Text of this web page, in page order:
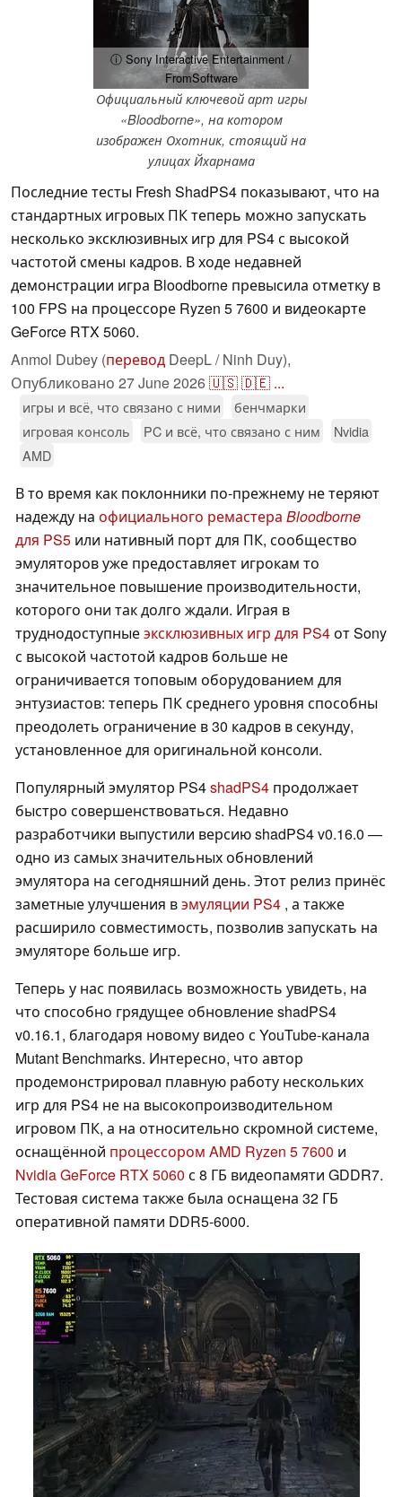
ⓘ Sony Interactive Entertainment /
FromSoftware
Официальный ключевой арт игры
«Bloodborne», на котором
изображен Охотник, стоящий на
улицах Йхарнама
Последние тесты Fresh ShadPS4 показывают, что на
стандартных игровых ПК теперь можно запускать
несколько эксклюзивных игр для PS4 с высокой
частотой смены кадров. В ходе недавней
демонстрации игра Bloodborne превысила отметку в
100 FPS на процессоре Ryzen 5 7600 и видеокарте
GeForce RTX 5060.
Anmol Dubey (перевод DeepL / Ninh Duy),
Опубликовано 27 June 2026🇺🇸🇩🇪 ...
игры и всё, что связано с ними
бенчмарки
игровая консоль
PC и всё, что связано с ним
Nvidia
AMD
В то время как поклонники по-прежнему не теряют
надежду на официального ремастера Bloodborne
для PS5 или нативный порт для ПК, сообщество
эмуляторов уже предоставляет игрокам то
значительное повышение производительности,
которого они так долго ждали. Играя в
труднодоступныеэксклюзивных игр для PS4от Sony
с высокой частотой кадров больше не
ограничивается топовым оборудованием для
энтузиастов: теперь ПК среднего уровня способны
преодолеть ограничение в 30 кадров в секунду,
установленное для оригинальной консоли.
Популярный эмулятор PS4shadPS4 продолжает
быстро совершенствоваться. Недавно
разработчики выпустили версию shadPS4 v0.16.0 —
одно из самых значительных обновлений
эмулятора на сегодняшний день. Этот релиз принёс
заметные улучшения вэмуляции PS4 , а также
расширило совместимость, позволив запускать на
эмуляторе больше игр.
Теперь у нас появилась возможность увидеть, на
что способно грядущее обновление shadPS4
v0.16.1, благодаря новому видео с YouTube-канала
Mutant Benchmarks. Интересно, что автор
продемонстрировал плавную работу нескольких
игр для PS4 не на высокопроизводительном
игровом ПК, а на относительно скромной системе,
оснащённой процессором AMD Ryzen 5 7600 и
Nvidia GeForce RTX 5060 с 8 ГБ видеопамяти GDDR7.
Тестовая система также была оснащена 32 ГБ
оперативной памяти DDR5-6000.